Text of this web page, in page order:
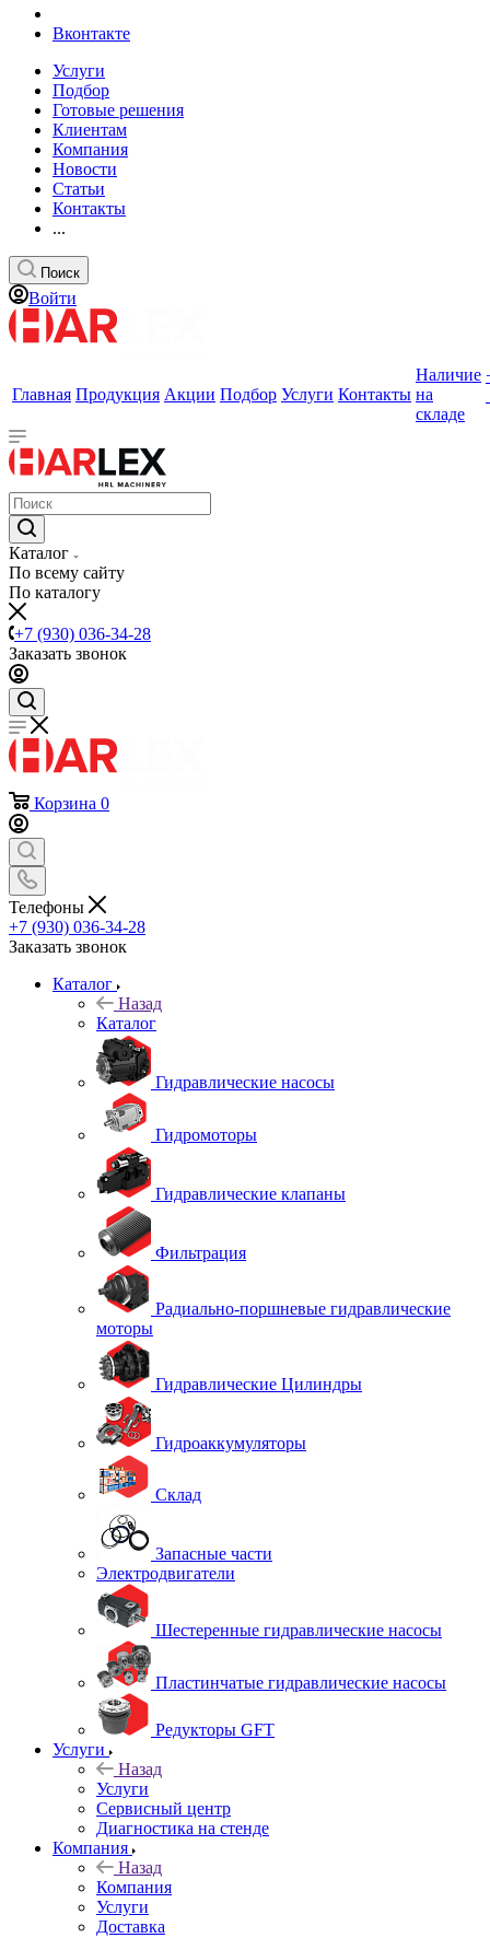
Вконтакте
Услуги
Подбор
Готовые решения
Клиентам
Компания
Новости
Статьи
Контакты
...
Поиск
Войти
Главная Продукция Акции Подбор Услуги Контакты
Наличие
на
складе
Каталог
По всему сайту
По каталогу
+7 (930) 036-34-28
Заказать звонок
Корзина 0
Телефоны
+7 (930) 036-34-28
Заказать звонок
Каталог
Назад
Каталог
Гидравлические насосы
Гидромоторы
Гидравлические клапаны
Фильтрация
Радиально-поршневые гидравлические
моторы
Гидравлические Цилиндры
Гидроаккумуляторы
Склад
Запасные части
Электродвигатели
Шестеренные гидравлические насосы
Пластинчатые гидравлические насосы
Редукторы GFT
Услуги
Назад
Услуги
Сервисный центр
Диагностика на стенде
Компания
Назад
Компания
Услуги
Доставка